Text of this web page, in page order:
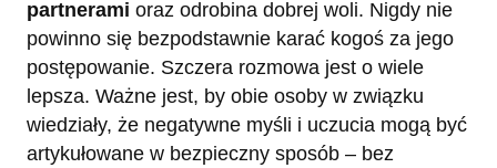
partnerami oraz odrobina dobrej woli. Nigdy nie
powinno się bezpodstawnie karać kogoś za jego
postępowanie. Szczera rozmowa jest o wiele
lepsza. Ważne jest, by obie osoby w związku
wiedziały, że negatywne myśli i uczucia mogą być
artykułowane w bezpieczny sposób – bez